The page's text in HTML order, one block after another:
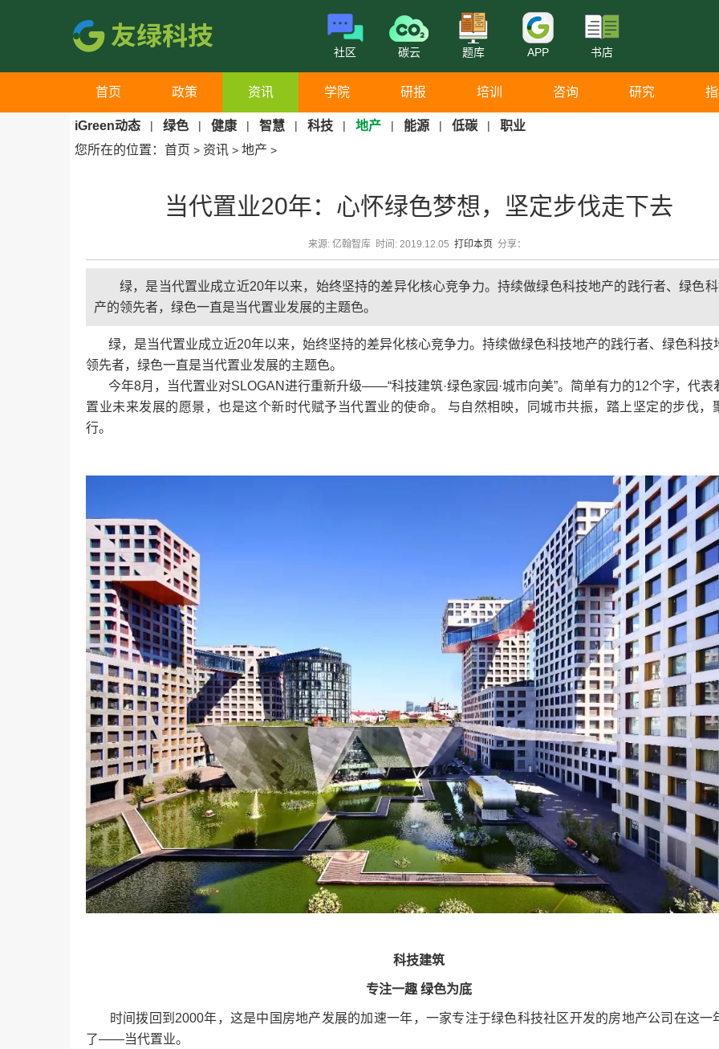
社区 碳云 题库 APP 书店
首页 政策 资讯 学院 研报 培训 咨询 研究
iGreen动态 | 绿色 | 健康 | 智慧 | 科技 | 地产 | 能源 | 低碳 |
职业
您所在的位置： 首页 > 资讯 > 地产 >
当代置业20年：心怀绿色梦想，坚定步伐走下去
来源: 亿翰智库 时间: 2019.12.05 打印本页 分享：
绿，是当代置业成立近20年以来，始终坚持的差异化核心竞争力。持续做绿色科技地产的践行者、绿色
产的领先者，绿色一直是当代置业发展的主题色。
绿，是当代置业成立近20年以来，始终坚持的差异化核心竞争力。持续做绿色科技地产的践行者、绿色科技
领先者，绿色一直是当代置业发展的主题色。
今年8月，当代置业对SLOGAN进行重新升级——“科技建筑·绿色家园·城市向美”。简单有力的12个字，代表
置业未来发展的愿景，也是这个新时代赋予当代置业的使命。 与自然相映，同城市共振，踏上坚定的步伐，
行。
科技建筑
专注一趣 绿色为底
时间拨回到2000年，这是中国房地产发展的加速一年，一家专注于绿色科技社区开发的房地产公司在这一
了——当代置业。